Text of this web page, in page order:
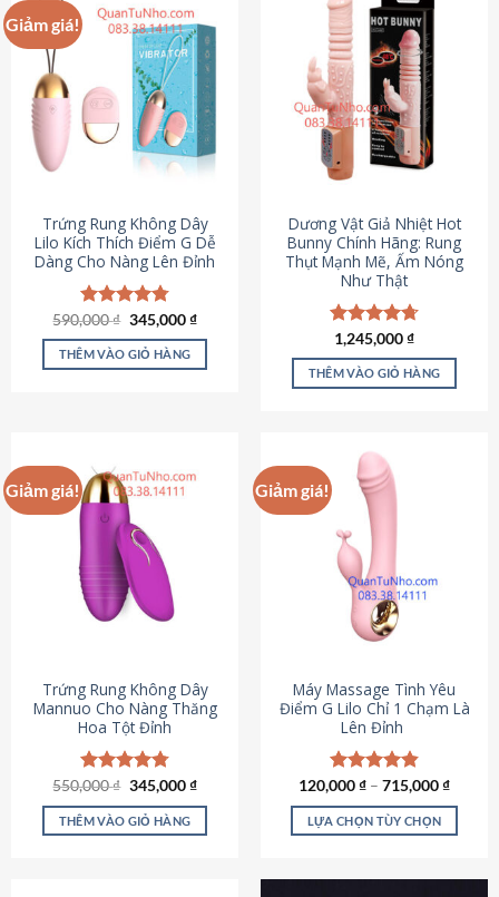
Giảm giá!
Trứng Rung Không Dây
Lilo Kích Thích Điểm G Dễ
Dàng Cho Nàng Lên Đỉnh
Được xếp
hạng4.79
5 sao
590,000₫ Giá
là:
590,000 ₫.
345,000₫Giá
tại
345,000 ₫.
THÊM VÀO GIỎ HÀNG
Dương Vật Giả Nhiệt Hot
Bunny Chính Hãng: Rung
Thụt Mạnh Mẽ, Ấm Nóng
Như Thật
Được xếp
hạng4.73
5 sao
1,245,000₫
THÊM VÀO GIỎ HÀNG
Giảm giá!
Trứng Rung Không Dây
Mannuo Cho Nàng Thăng
Hoa Tột Đỉnh
Được xếp
hạng4.81
5 sao
550,000₫ Giá
là:
550,000 ₫.
345,000₫Giá
tại
THÊM VÀO GIỎ HÀNG
Giảm giá!
Máy Massage Tình Yêu
Điểm G Lilo Chỉ 1 Chạm Là
Lên Đỉnh
Được xếp
hạng4.85
5 sao
120,000₫ – 715,000₫
LỰA CHỌN TÙY CHỌN